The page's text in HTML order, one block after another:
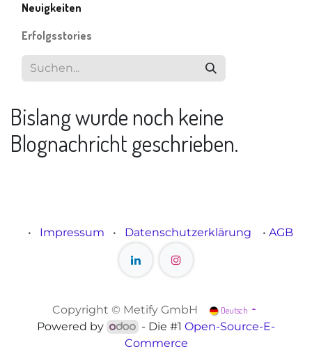
Neuigkeiten
Erfolgsstories
Bislang wurde noch keine
Blognachricht geschrieben.
• Impressum • Datenschutzerklärung • AGB
Copyright © Metify GmbH Deutsch
Powered by - Die #1Open-Source-E-
Commerce